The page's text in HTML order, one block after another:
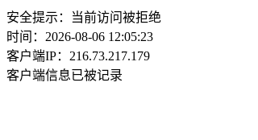
安全提示：当前访问被拒绝
时间：2026-08-06 12:05:23
客户端IP：216.73.217.179
客户端信息已被记录